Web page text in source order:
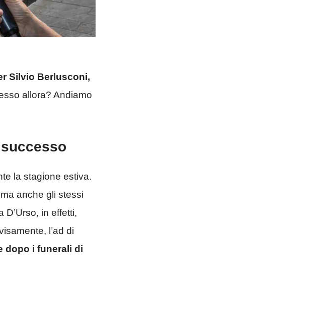
Silvio Berlusconi,
allora? Andiamo
successo
la stagione estiva.
anche gli stessi
in effetti,
l’ad di
dopo i funerali di